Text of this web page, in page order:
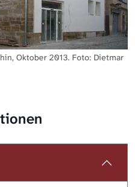
Oktober 2013. Foto: Dietmar